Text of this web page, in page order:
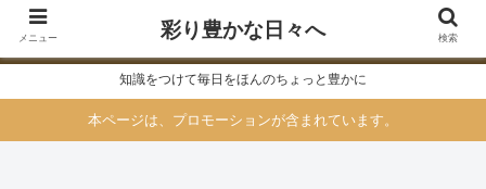
知識をつけて毎日をほんのちょっと豊かに
本ページは、プロモーションが含まれています。
メニュー 彩り豊かな日々へ 検索